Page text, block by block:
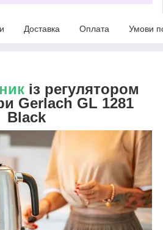
Доставка Оплата Умови
із регулятором
Gerlach GL 1281
Black